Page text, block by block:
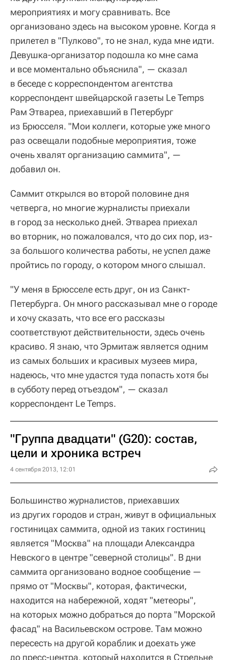
мероприятиях и могу сравнивать. Все
организовано здесь на высоком уровне. Когда я
прилетел в "Пулково", то не знал, куда мне идти.
Девушка-организатор подошла ко мне сама
и все моментально объяснила", — сказал
в беседе с корреспондентом агентства
корреспондент швейцарской газеты Le Temps
Рам Этвареа, приехавший в Петербург
из Брюсселя. "Мои коллеги, которые уже много
раз освещали подобные мероприятия, тоже
очень хвалят организацию саммита", —
добавил он.
Саммит открылся во второй половине дня
четверга, но многие журналисты приехали
в город за несколько дней. Этвареа приехал
во вторник, но пожаловался, что до сих пор, из-
за большого количества работы, не успел даже
пройтись по городу, о котором много слышал.
"У меня в Брюсселе есть друг, он из Санкт-
Петербурга. Он много рассказывал мне о городе
и хочу сказать, что все его рассказы
соответствуют действительности, здесь очень
красиво. Я знаю, что Эрмитаж является одним
из самых больших и красивых музеев мира,
надеюсь, что мне удастся туда попасть хотя бы
в субботу перед отъездом", — сказал
корреспондент Le Temps.
"Группа двадцати" (G20): состав,
цели и хроника встреч
4 сентября 2013, 12:01
Большинство журналистов, приехавших
из других городов и стран, живут в официальных
гостиницах саммита, одной из таких гостиниц
является "Москва" на площади Александра
Невского в центре "северной столицы". В дни
саммита организовано водное сообщение —
прямо от "Москвы", которая, фактически,
находится на набережной, ходят "метеоры",
на которых можно добраться до порта "Морской
фасад" на Васильевском острове. Там можно
пересесть на другой кораблик и доехать уже
до пресс-центра, который находится в Стрельне